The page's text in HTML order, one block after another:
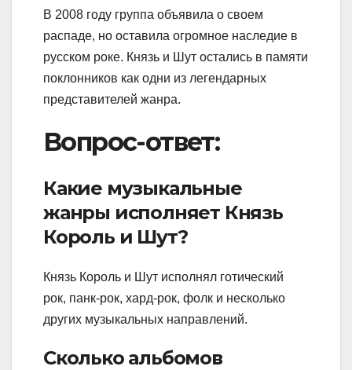
В 2008 году группа объявила о своем
распаде, но оставила огромное наследие в
русском роке. Князь и Шут остались в памяти
поклонников как одни из легендарных
представителей жанра.
Вопрос-ответ:
Какие музыкальные
жанры исполняет Князь
Король и Шут?
Князь Король и Шут исполнял готический
рок, панк-рок, хард-рок, фолк и несколько
других музыкальных направлений.
Сколько альбомов